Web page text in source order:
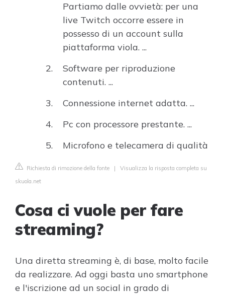
Partiamo dalle ovvietà: per una
live Twitch occorre essere in
possesso di un account sulla
piattaforma viola. ...
Software per riproduzione
contenuti. ...
Connessione internet adatta. ...
Pc con processore prestante. ...
Microfono e telecamera di qualità
Richiesta di rimozione della fonte | Visualizza la risposta completa su
skuola.net
Cosa ci vuole per fare
streaming?
Una diretta streaming è, di base, molto facile
da realizzare. Ad oggi basta uno smartphone
e l'iscrizione ad un social in grado di